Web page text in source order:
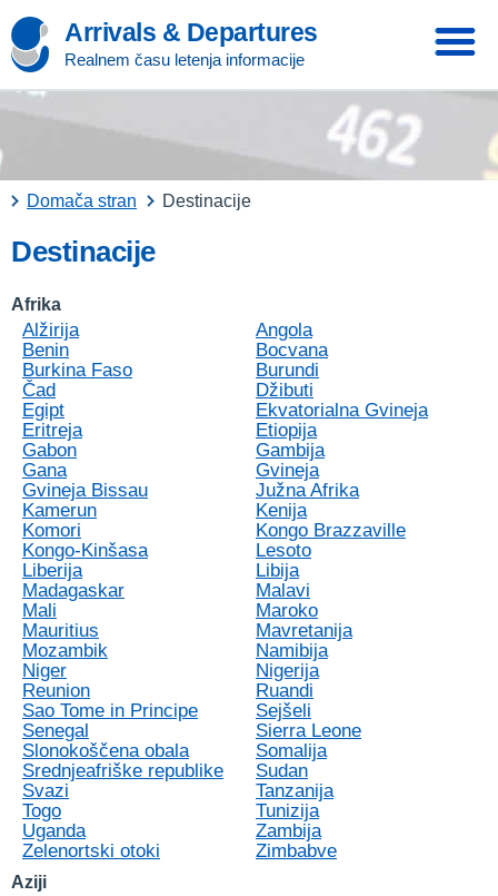
Arrivals & Departures
Realnem času letenja informacije
Domača stran Destinacije
Destinacije
Afrika
Alžirija
Angola
Benin
Bocvana
Burkina Faso
Burundi
Čad
Džibuti
Egipt
Ekvatorialna Gvineja
Eritreja
Etiopija
Gabon
Gambija
Gana
Gvineja
Gvineja Bissau
Južna Afrika
Kamerun
Kenija
Komori
Kongo Brazzaville
Kongo-Kinšasa
Lesoto
Liberija
Libija
Madagaskar
Malavi
Mali
Maroko
Mauritius
Mavretanija
Mozambik
Namibija
Niger
Nigerija
Reunion
Ruandi
Sao Tome in Principe
Sejšeli
Senegal
Sierra Leone
Slonokoščena obala
Somalija
Srednjeafriške republike
Sudan
Svazi
Tanzanija
Togo
Tunizija
Uganda
Zambija
Zelenortski otoki
Zimbabve
Aziji